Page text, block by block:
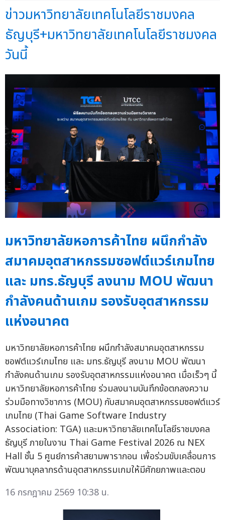
ข่าวมหาวิทยาลัยเทคโนโลยีราชมงคล
ธัญบุรี+มหาวิทยาลัยเทคโนโลยีราชมงคล
วันนี้
มหาวิทยาลัยหอการค้าไทย ผนึกกำลัง
สมาคมอุตสาหกรรมซอฟต์แวร์เกมไทย
และ มทร.ธัญบุรี ลงนาม MOU พัฒนา
กำลังคนด้านเกม รองรับอุตสาหกรรม
แห่งอนาคต
มหาวิทยาลัยหอการค้าไทย ผนึกกำลังสมาคมอุตสาหกรรม
ซอฟต์แวร์เกมไทย และ มทร.ธัญบุรี ลงนาม MOU พัฒนา
กำลังคนด้านเกม รองรับอุตสาหกรรมแห่งอนาคต เมื่อเร็วๆ นี้
มหาวิทยาลัยหอการค้าไทย ร่วมลงนามบันทึกข้อตกลงความ
ร่วมมือทางวิชาการ (MOU) กับสมาคมอุตสาหกรรมซอฟต์แวร์
เกมไทย (Thai Game Software Industry
Association: TGA) และมหาวิทยาลัยเทคโนโลยีราชมงคล
ธัญบุรี ภายในงาน Thai Game Festival 2026 ณ NEX
Hall ชั้น 5 ศูนย์การค้าสยามพารากอน เพื่อร่วมขับเคลื่อนการ
พัฒนาบุคลากรด้านอุตสาหกรรมเกมให้มีศักยภาพและตอบ
16 กรกฎาคม 2569 10:38 น.